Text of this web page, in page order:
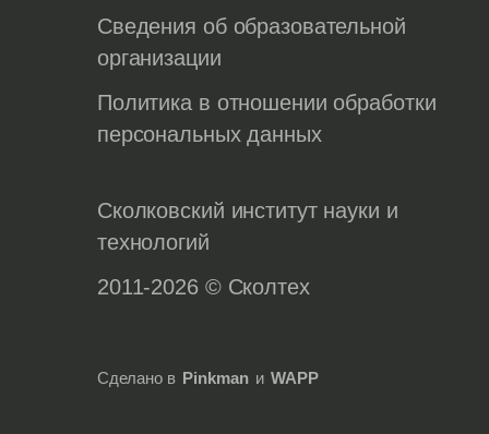
Сведения об образовательной
организации
Политика в отношении обработки
персональных данных
Сколковский институт науки и
технологий
2011-2026 © Сколтех
Сделано в Pinkman и WAPP